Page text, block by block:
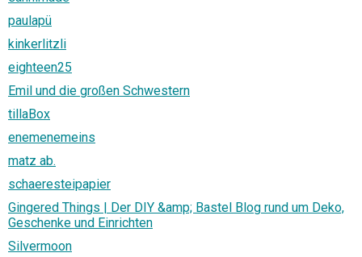
paulapü
kinkerlitzli
eighteen25
Emil und die großen Schwestern
tillaBox
enemenemeins
matz ab.
schaeresteipapier
Gingered Things | Der DIY &amp; Bastel Blog rund um Deko,
Geschenke und Einrichten
Silvermoon